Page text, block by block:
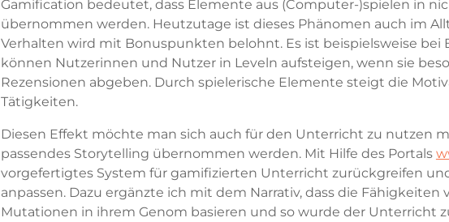
Gamification bedeutet, dass Elemente aus (Computer-)spielen in
übernommen werden. Heutzutage ist dieses Phänomen auch im
Verhalten wird mit Bonuspunkten belohnt. Es ist beispielsweise
können Nutzerinnen und Nutzer in Leveln aufsteigen, wenn sie
Rezensionen abgeben. Durch spielerische Elemente steigt die
Tätigkeiten.
Diesen Effekt möchte man sich auch für den Unterricht zu nutzen
passendes Storytelling übernommen werden. Mit Hilfe des Portals
vorgefertigtes System für gamifizierten Unterricht zurückgreifen
anpassen. Dazu ergänzte ich mit dem Narrativ, dass die
Mutationen in ihrem Genom basieren und so wurde der Unterricht